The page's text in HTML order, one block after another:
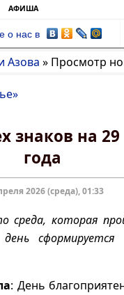
АФИША
о нас в
Азова » Просмотр
знаков на
года
2026 (среда), 01:33
среда, которая
сформируется
: День